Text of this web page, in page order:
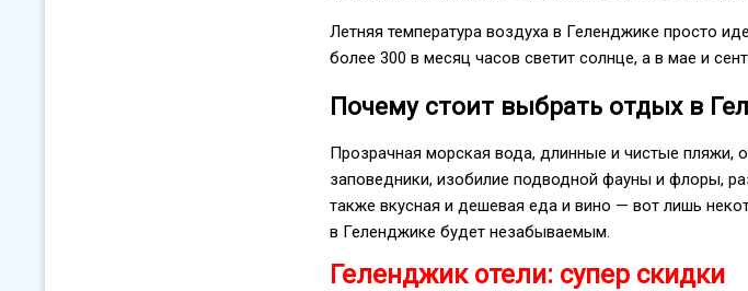
Летняя температура воздуха в Геленджике просто
более 300 в месяц часов светит солнце, а в мае и
Почему стоит выбрать отдых в
Прозрачная морская вода, длинные и чистые пляжи,
заповедники, изобилие подводной фауны и флоры,
также вкусная и дешевая еда и вино — вот лишь
в Геленджике будет незабываемым.
Геленджик отели: супер скидки